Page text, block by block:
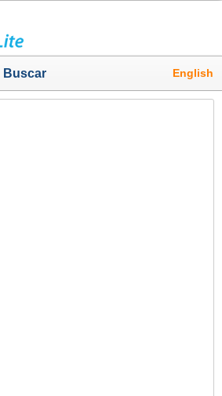
Buscar English